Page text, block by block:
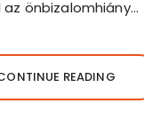
önbizalomhiány…
READING